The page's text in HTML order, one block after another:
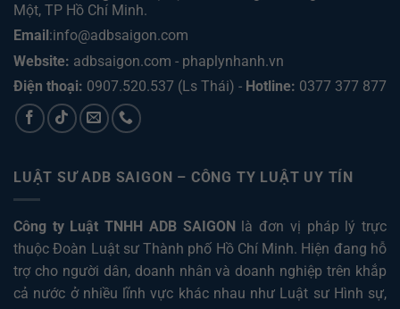
Một, TP Hồ Chí Minh.
Email :info@adbsaigon.com
Website: adbsaigon.com - phaplynhanh.vn
Điện thoại: 0907.520.537 (Ls Thái) - Hotline: 0377 377 877
LUẬT SƯ ADB SAIGON – CÔNG TY LUẬT UY TÍN
Công ty Luật TNHH ADB SAIGONlà đơn vị pháp lý trực
thuộc Đoàn Luật sư Thành phố Hồ Chí Minh. Hiện đang hỗ
trợ cho người dân, doanh nhân và doanh nghiệp trên khắp
cả nước ở nhiều lĩnh vực khác nhau như Luật sư Hình sự,